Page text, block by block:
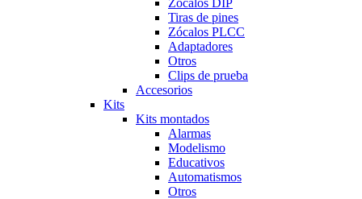
Tiras de pines
Zócalos PLCC
Adaptadores
Otros
Clips de prueba
Accesorios
Kits
Kits montados
Alarmas
Modelismo
Educativos
Automatismos
Otros